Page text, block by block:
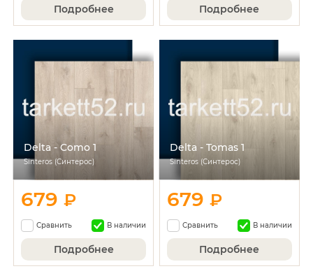
Подробнее Подробнее
Delta - Como 1
Sinteros (Синтерос)
679₽
Сравнить В наличии
Подробнее
Delta - Tomas 1
Sinteros (Синтерос)
679₽
Сравнить В наличии
Подробнее